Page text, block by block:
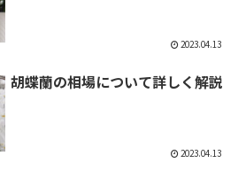
2023.04.13
胡蝶蘭の相場について詳しく解説
2023.04.13